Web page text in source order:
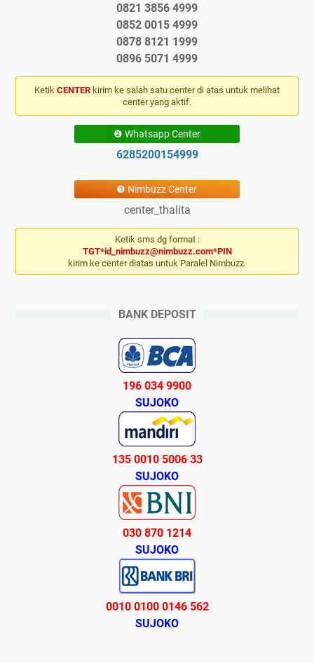
0821 3856 4999
0852 0015 4999
0878 8121 1999
0896 5071 4999
Ketik CENTER kirim ke salah satu center di atas untuk melihat
center yang aktif.
❷ Whatsapp Center
6285200154999
❸ Nimbuzz Center
center_thalita
Ketik sms dg format :
TGT*id_nimbuzz@nimbuzz.com*PIN
kirim ke center diatas untuk Paralel Nimbuzz.
BANK DEPOSIT
196 034 9900
SUJOKO
135 0010 5006 33
SUJOKO
030 870 1214
SUJOKO
0010 0100 0146 562
SUJOKO